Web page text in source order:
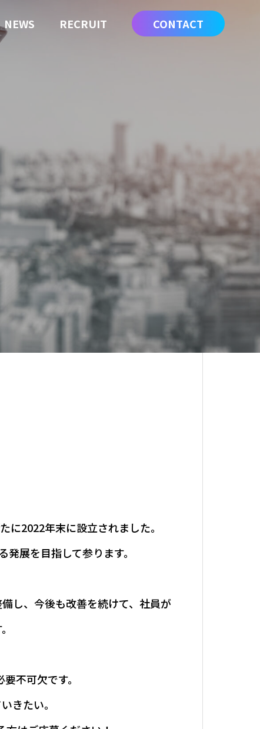
NEWS RECRUIT CONTACT
2022年末に設立されました。
展を目指して参ります。
し、今後も改善を続けて、社員が
不可欠です。
きたい。